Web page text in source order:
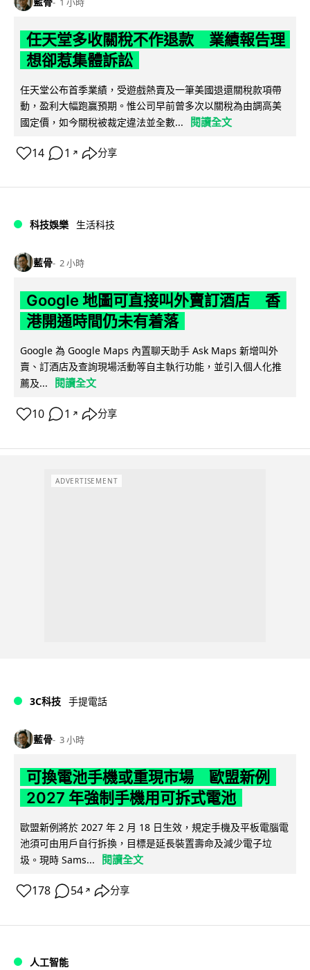
任天堂多收關稅不作退款 業績報告理
想卻惹集體訴訟
任天堂公布首季業績，受遊戲熱賣及一筆美國退還關稅款項帶
動，盈利大幅跑贏預期。惟公司早前曾多次以關稅為由調高美
國定價，如今關稅被裁定違法並全數...
閱讀全文
14 1 ↗ 分享
科技娛樂 生活科技
藍骨 2 小時
Google 地圖可直接叫外賣訂酒店 香
港開通時間仍未有着落
Google 為 Google Maps 內置聊天助手 Ask Maps 新增叫外
賣、訂酒店及查詢現場活動等自主執行功能，並引入個人化推
薦及...
閱讀全文
10 1 ↗ 分享
ADVERTISEMENT
3C科技 手提電話
藍骨 3 小時
可換電池手機或重現市場 歐盟新例
2027 年強制手機用可拆式電池
歐盟新例將於 2027 年 2 月 18 日生效，規定手機及平板電腦電
池須可由用戶自行拆換，目標是延長裝置壽命及減少電子垃
圾。現時 Sams...
閱讀全文
178 54 ↗ 分享
人工智能